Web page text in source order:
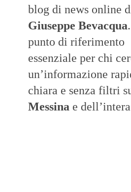
blog di news online
Giuseppe Bevacqua
punto di riferimento
essenziale per chi
un’informazione
chiara e senza filtri
Messina e dell’intera